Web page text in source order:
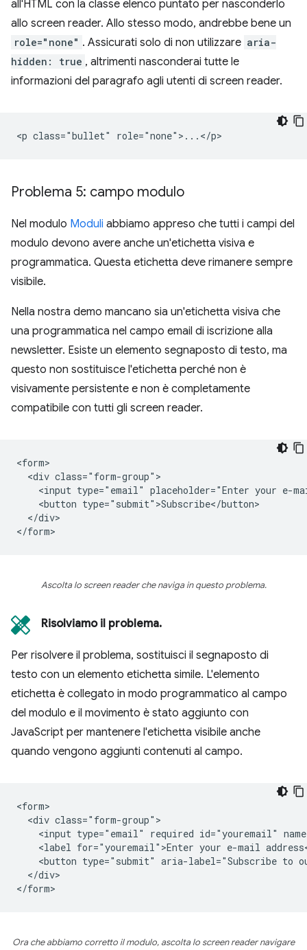
all'HTML con la classe elenco puntato per nasconderlo
allo screen reader. Allo stesso modo, andrebbe bene un
role="none" . Assicurati solo di non utilizzare aria-
hidden: true , altrimenti nasconderai tutte le
informazioni del paragrafo agli utenti di screen reader.
Problema 5: campo modulo
Nel modulo Moduli abbiamo appreso che tutti i campi del
modulo devono avere anche un'etichetta visiva e
programmatica. Questa etichetta deve rimanere sempre
visibile.
Nella nostra demo mancano sia un'etichetta visiva che
una programmatica nel campo email di iscrizione alla
newsletter. Esiste un elemento segnaposto di testo, ma
questo non sostituisce l'etichetta perché non è
visivamente persistente e non è completamente
compatibile con tutti gli screen reader.
<form>
  <div class="form-group">
<input type="email" placeholder="Enter your e-
    <button type="submit">Subscribe</button>
  </div>
Ascolta lo screen reader che naviga in questo problema.
Risolviamo il problema.
Per risolvere il problema, sostituisci il segnaposto di
testo con un elemento etichetta simile. L'elemento
etichetta è collegato in modo programmatico al campo
del modulo e il movimento è stato aggiunto con
JavaScript per mantenere l'etichetta visibile anche
quando vengono aggiunti contenuti al campo.
<form>
  <div class="form-group">
<input type="email" required id="youremail"
<label for="youremail">Enter your e-mail
<button type="submit" aria-label="Subscribe to
  </div>
Ora che abbiamo corretto il modulo, ascolta lo screen reader navigare